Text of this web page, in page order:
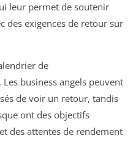
leur permet de soutenir
des exigences de retour sur
de
business angels peuvent
de voir un retour, tandis
ont des objectifs
des attentes de rendement